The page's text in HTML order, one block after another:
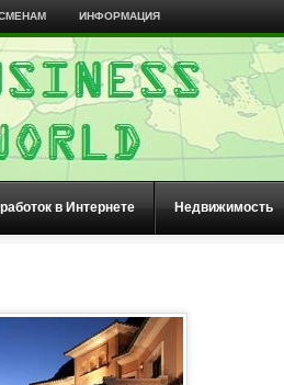
ИНФОРМАЦИЯ
в Интернете Недвижимость